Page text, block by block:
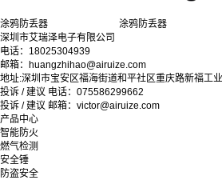
涂鸦防丢器
涂鸦防丢器
深圳市艾瑞泽电子有限公司
电话：18025304939
邮箱：huangzhihao@airuize.com
地址:深圳市宝安区福海街道和平社区重庆路新福工
投诉 / 建议 电话：075586299662
投诉 / 建议 邮箱：victor@airuize.com
产品中心
智能防火
燃气检测
安全锤
防盗安全